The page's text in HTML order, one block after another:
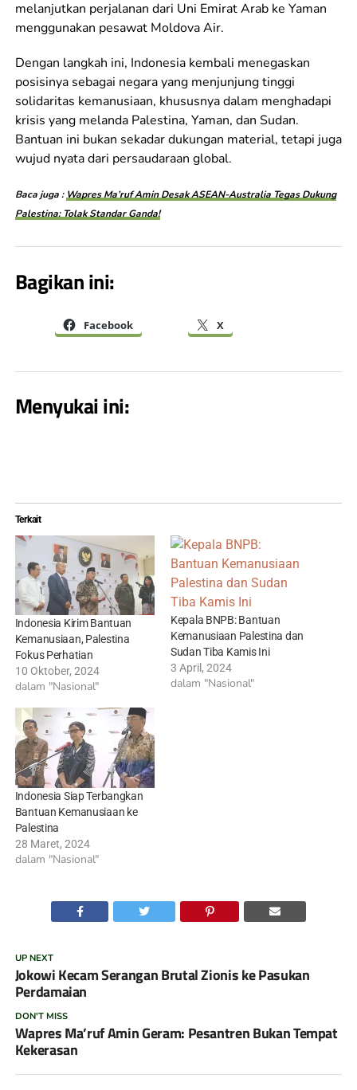
melanjutkan perjalanan dari Uni Emirat Arab ke Yaman
menggunakan pesawat Moldova Air.
Dengan langkah ini, Indonesia kembali menegaskan
posisinya sebagai negara yang menjunjung tinggi
solidaritas kemanusiaan, khususnya dalam menghadapi
krisis yang melanda Palestina, Yaman, dan Sudan.
Bantuan ini bukan sekadar dukungan material, tetapi juga
wujud nyata dari persaudaraan global.
Baca juga : Wapres Ma’ruf Amin Desak ASEAN-Australia Tegas Dukung
Palestina: Tolak Standar Ganda!
Bagikan ini:
Facebook X
Menyukai ini:
Terkait
Indonesia Kirim Bantuan
Kemanusiaan, Palestina
Fokus Perhatian
10 Oktober, 2024
dalam "Nasional"
Kepala BNPB: Bantuan
Kemanusiaan Palestina dan
Sudan Tiba Kamis Ini
3 April, 2024
dalam "Nasional"
Indonesia Siap Terbangkan
Bantuan Kemanusiaan ke
Palestina
28 Maret, 2024
dalam "Nasional"
UP NEXT
Jokowi Kecam Serangan Brutal Zionis ke Pasukan
Perdamaian
DON'T MISS
Wapres Ma’ruf Amin Geram: Pesantren Bukan Tempat
Kekerasan